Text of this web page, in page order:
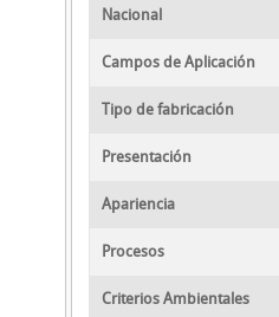
Nacional
Campos de Aplicación
Tipo de fabricación
Presentación
Apariencia
Procesos
Criterios Ambientales